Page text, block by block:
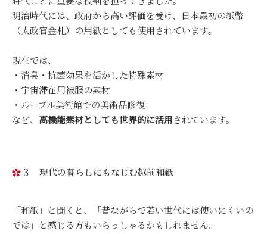
明治時代には、政府から高い評価を受け、日本最初の紙幣
（太政官金札）の用紙としても使用されています。
現在では、
・消臭・抗菌効果を活かした特殊素材
・宇宙滞在用被服の素材
・ルーブル美術館での美術品修復
など、 高機能素材としても世界的に活用されています。
３ 現代の暮らしにもなじむ越前和紙
「和紙」と聞くと、「昔ながらで若い世代には使いにくいの
では」と感じる方もいらっしゃるかもしれません。